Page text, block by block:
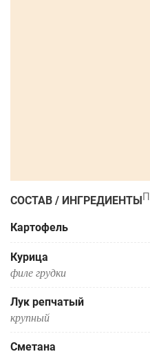
СОСТАВ / ИНГРЕДИЕНТЫ
Картофель
Курица
филе грудки
Лук репчатый
крупный
Сметана